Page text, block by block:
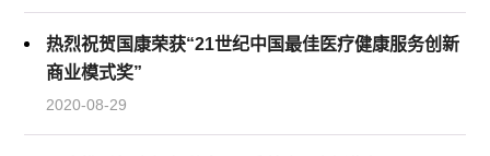
热烈祝贺国康荣获“21世纪中国最佳医疗健康服务创新
商业模式奖”
2020-08-29